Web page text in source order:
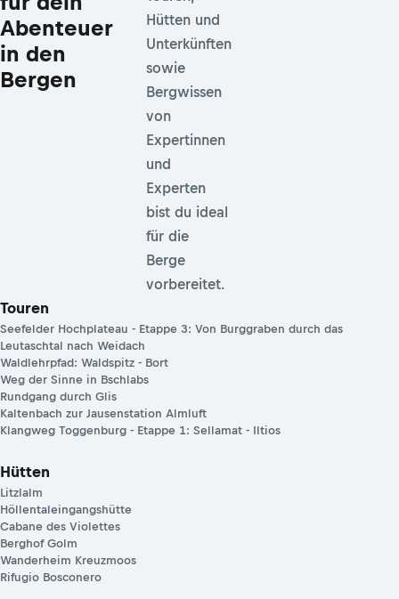
Abenteuer
in den
Bergen
Hütten und
Unterkünften
sowie
Bergwissen
von
Expertinnen
und
Experten
bist du ideal
für die
Berge
vorbereitet.
Touren
Seefelder Hochplateau - Etappe 3: Von Burggraben durch das
Leutaschtal nach Weidach
Waldlehrpfad: Waldspitz - Bort
Weg der Sinne in Bschlabs
Rundgang durch Glis
Kaltenbach zur Jausenstation Almluft
Klangweg Toggenburg - Etappe 1: Sellamat - Iltios
Hütten
Litzlalm
Höllentaleingangshütte
Cabane des Violettes
Berghof Golm
Wanderheim Kreuzmoos
Rifugio Bosconero